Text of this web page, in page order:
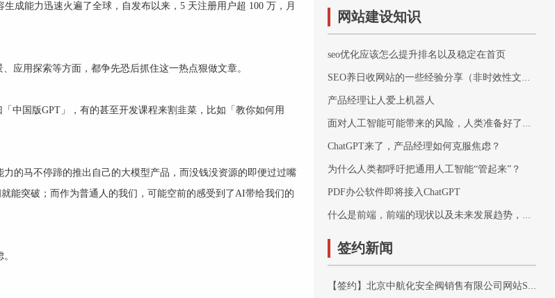
成能力迅速火遍了全球，自发布以来，5 天注册用户超 100 万，月
应用探索等方面，都争先恐后抓住这一热点狠做文章。
中国版GPT」，有的甚至开发课程来割韭菜，比如「教你如何用
的马不停蹄的推出自己的大模型产品，而没钱没资源的即便过过嘴
能突破；而作为普通人的我们，可能空前的感受到了AI带给我们的
。
网站建设知识
seo优化应该怎么提升排名以及稳定在首页
SEO养日收网站的一些经验分享（非时效性文章）
产品经理让人爱上机器人
面对人工智能可能带来的风险，人类准备好了吗？
ChatGPT来了，产品经理如何克服焦虑？
为什么人类都呼吁把通用人工智能“管起来”？
PDF办公软件即将接入ChatGPT
什么是前端，前端的现状以及未来发展趋势，最简单的理解前端开发
签约新闻
【签约】北京中航化安全阀销售有限公司网站SEO优化项目